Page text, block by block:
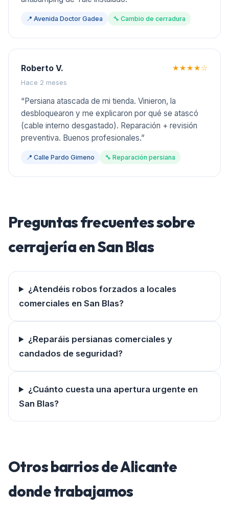
📍 Avenida Doctor Gadea 🔧 Cambio de cerradura
Roberto V.
Hace 2 meses
★★★★☆
“Persiana atascada de mi tienda. Vinieron, la
desbloquearon y me explicaron por qué se atascó
(cable interno desgastado). Reparación + revisión
preventiva. Buenos profesionales.”
📍 Calle Pardo Gimeno 🔧 Reparación persiana
Preguntas frecuentes sobre
cerrajería enSan Blas
¿Atendéis robos forzados a locales
comerciales en San Blas?
¿Reparáis persianas comerciales y
candados de seguridad?
¿Cuánto cuesta una apertura urgente en
San Blas?
Otros barrios deAlicante
donde trabajamos